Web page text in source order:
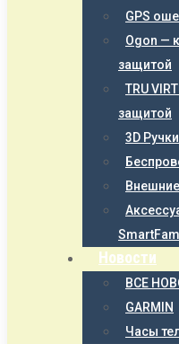
GPS
Ogon —
защитой
TRU
защитой
3D Ручки
Новости
ВСЕ
GARMIN
Часы